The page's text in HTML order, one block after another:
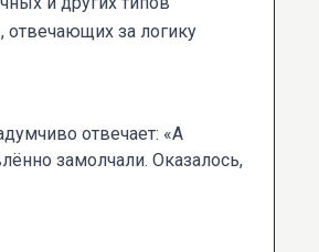
отвечающих за логику
отвечает: «А
замолчали. Оказалось,